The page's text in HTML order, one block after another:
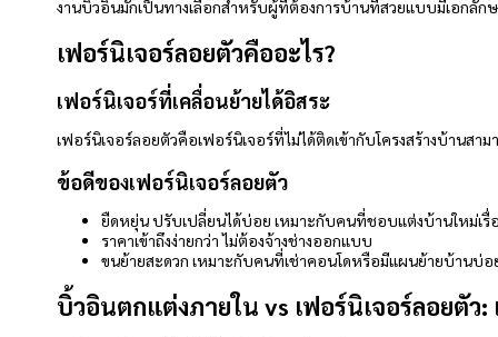
งานบิ้วอินมักเป็นทางเลือกสำหรับผู้ที่ต้องการบ้านที่สวยแบบมีเอกลัก
เฟอร์นิเจอร์ลอยตัวคืออะไร?
เฟอร์นิเจอร์ที่เคลื่อนย้ายได้อิสระ
เฟอร์นิเจอร์ลอยตัวคือเฟอร์นิเจอร์ที่ไม่ได้ติดเข้ากับโครงสร้างบ้านสา
ข้อดีของเฟอร์นิเจอร์ลอยตัว
ยืดหยุ่น ปรับเปลี่ยนได้บ่อย เหมาะกับคนที่ชอบแต่งบ้านใหม่เรื่
ราคาเข้าถึงง่ายกว่า ไม่ต้องจ้างช่างออกแบบ
ขนย้ายสะดวก เหมาะกับคนที่เช่าคอนโดหรือมีแผนย้ายบ้านบ่อ
บิ้วอินตกแต่งภายใน vs เฟอร์นิเจอร์ลอยตัว